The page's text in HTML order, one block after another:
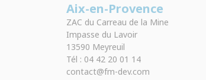
Aix-en-Provence
ZAC du Carreau de la Mine
Impasse du Lavoir
13590 Meyreuil
Tél : 04 42 20 01 14
contact@fm-dev.com